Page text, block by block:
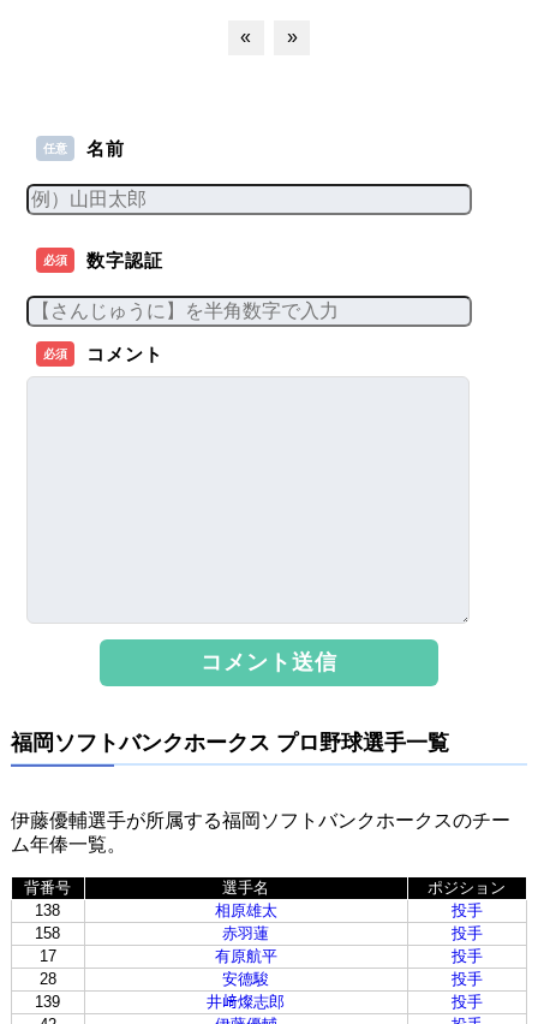
« »
任意 名前
必須 数字認証
必須 コメント
福岡ソフトバンクホークス プロ野球選手一覧
伊藤優輔選手が所属する福岡ソフトバンクホークスのチー
ム年俸一覧。
背番号 選手名
ポジション
138
相原雄太
投手
158
赤羽蓮
投手
17
有原航平
投手
28
安德駿
投手
139
井﨑燦志郎
投手